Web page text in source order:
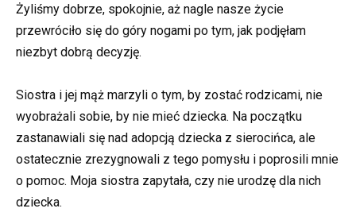
Żyliśmy dobrze, spokojnie, aż nagle nasze życie
przewróciło się do góry nogami po tym, jak podjęłam
niezbyt dobrą decyzję.
Siostra i jej mąż marzyli o tym, by zostać rodzicami, nie
wyobrażali sobie, by nie mieć dziecka. Na początku
zastanawiali się nad adopcją dziecka z sierocińca, ale
ostatecznie zrezygnowali z tego pomysłu i poprosili mnie
o pomoc. Moja siostra zapytała, czy nie urodzę dla nich
dziecka.